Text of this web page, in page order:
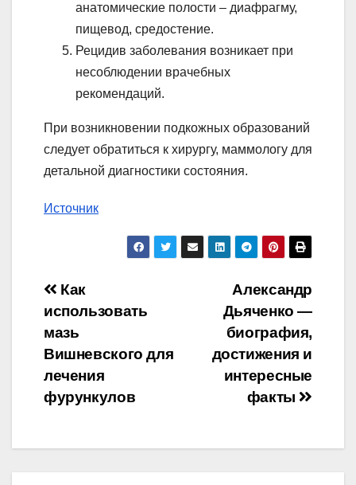
анатомические полости – диафрагму,
пищевод, средостение.
Рецидив заболевания возникает при
несоблюдении врачебных
рекомендаций.
При возникновении подкожных образований
следует обратиться к хирургу, маммологу для
детальной диагностики состояния.
Источник
Навигация
по
записям
Александр
Дьяченко —
биография,
достижения и
интересные
факты
Как
использовать
мазь
Вишневского для
лечения
фурункулов